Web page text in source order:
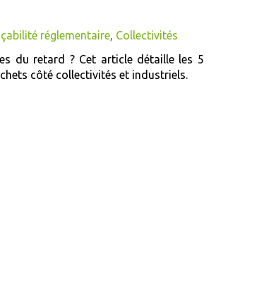
réglementaire, Collectivités
du retard ? Cet article détaille les 5
côté collectivités et industriels.